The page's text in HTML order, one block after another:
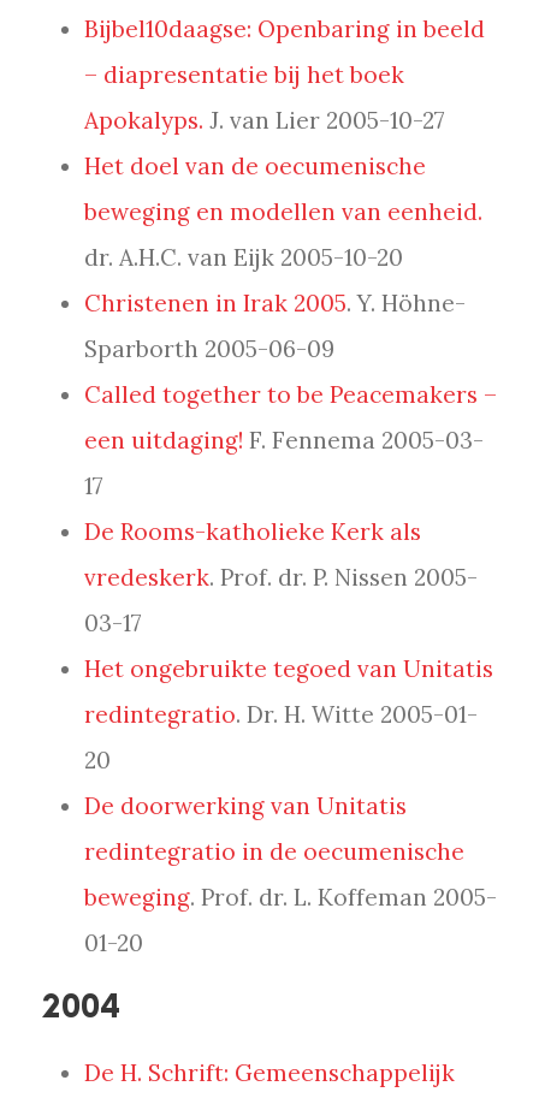
Bijbel10daagse: Openbaring in beeld
– diapresentatie bij het boek
Apokalyps. J. van Lier 2005-10-27
Het doel van de oecumenische
beweging en modellen van eenheid.
dr. A.H.C. van Eijk 2005-10-20
Christenen in Irak 2005. Y. Höhne-
Sparborth 2005-06-09
Called together to be Peacemakers –
een uitdaging! F. Fennema 2005-03-
17
De Rooms-katholieke Kerk als
vredeskerk. Prof. dr. P. Nissen 2005-
03-17
Het ongebruikte tegoed van Unitatis
redintegratio. Dr. H. Witte 2005-01-
20
De doorwerking van Unitatis
redintegratio in de oecumenische
beweging. Prof. dr. L. Koffeman 2005-
01-20
2004
De H. Schrift: Gemeenschappelijk